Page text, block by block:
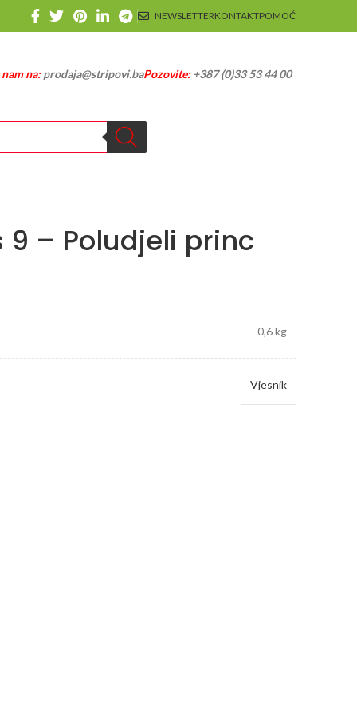
NEWSLETTERKONTAKTPOMOĆ
na:prodaja@stripovi.baPozovite:+387 (0)33 53 44 00
9 – Poludjeli princ
0,6 kg
Vjesnik